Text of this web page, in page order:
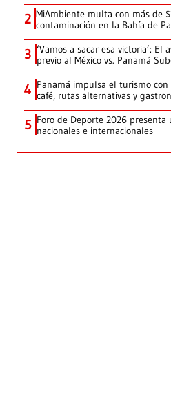
2 MiAmbiente multa con más de
contaminación en la Bahía de
3 ‘Vamos a sacar esa victoria’: El
previo al México vs. Panamá
4 Panamá impulsa el turismo
café, rutas alternativas y
5 Foro de Deporte 2026
nacionales e internacionales